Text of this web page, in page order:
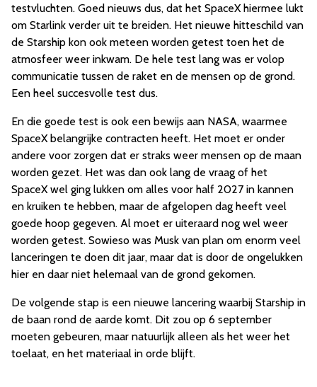
testvluchten. Goed nieuws dus, dat het SpaceX hiermee lukt
om Starlink verder uit te breiden. Het nieuwe hitteschild van
de Starship kon ook meteen worden getest toen het de
atmosfeer weer inkwam. De hele test lang was er volop
communicatie tussen de raket en de mensen op de grond.
Een heel succesvolle test dus.
En die goede test is ook een bewijs aan NASA, waarmee
SpaceX belangrijke contracten heeft. Het moet er onder
andere voor zorgen dat er straks weer mensen op de maan
worden gezet. Het was dan ook lang de vraag of het
SpaceX wel ging lukken om alles voor half 2027 in kannen
en kruiken te hebben, maar de afgelopen dag heeft veel
goede hoop gegeven. Al moet er uiteraard nog wel weer
worden getest. Sowieso was Musk van plan om enorm veel
lanceringen te doen dit jaar, maar dat is door de ongelukken
hier en daar niet helemaal van de grond gekomen.
De volgende stap is een nieuwe lancering waarbij Starship in
de baan rond de aarde komt. Dit zou op 6 september
moeten gebeuren, maar natuurlijk alleen als het weer het
toelaat, en het materiaal in orde blijft.